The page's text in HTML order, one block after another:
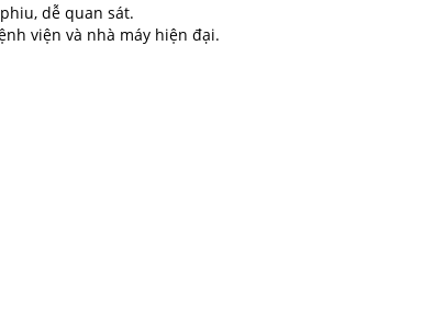
dễ quan sát.
viện và nhà máy hiện đại.